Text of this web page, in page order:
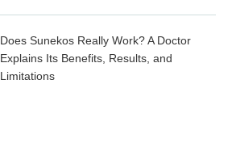
Does Sunekos Really Work? A Doctor
Explains Its Benefits, Results, and
Limitations